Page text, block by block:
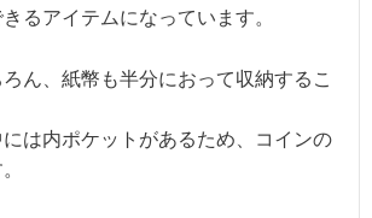
るアイテムになっています。
ん、紙幣も半分におって収納するこ
は内ポケットがあるため、コインの